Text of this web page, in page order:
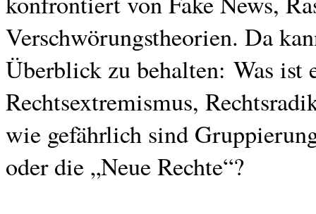
Verschwörungstheorien. Da
Überblick zu behalten: Was ist
Rechtsextremismus,
wie gefährlich sind
oder die „Neue Rechte“?